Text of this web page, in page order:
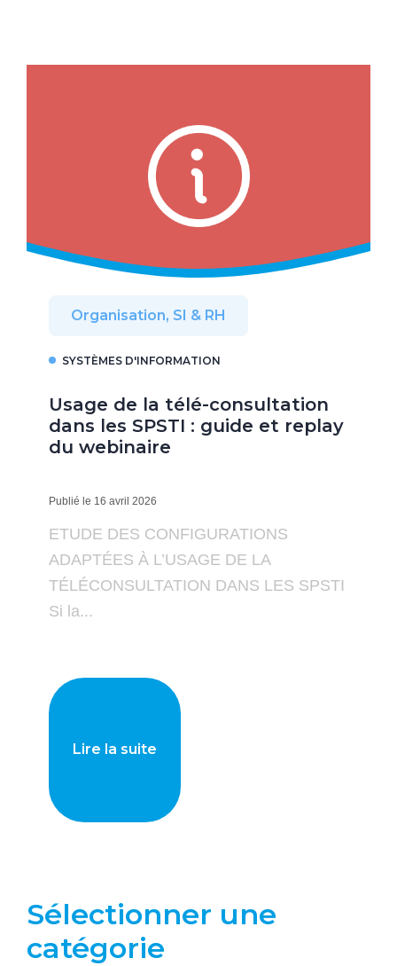
Organisation, SI & RH
SYSTÈMES D'INFORMATION
Usage de la télé-consultation
dans les SPSTI : guide et replay
du webinaire
Publié le 16 avril 2026
ETUDE DES CONFIGURATIONS
ADAPTÉES À L’USAGE DE LA
TÉLÉCONSULTATION DANS LES SPSTI
Si la...
Lire la suite
Sélectionner une
catégorie